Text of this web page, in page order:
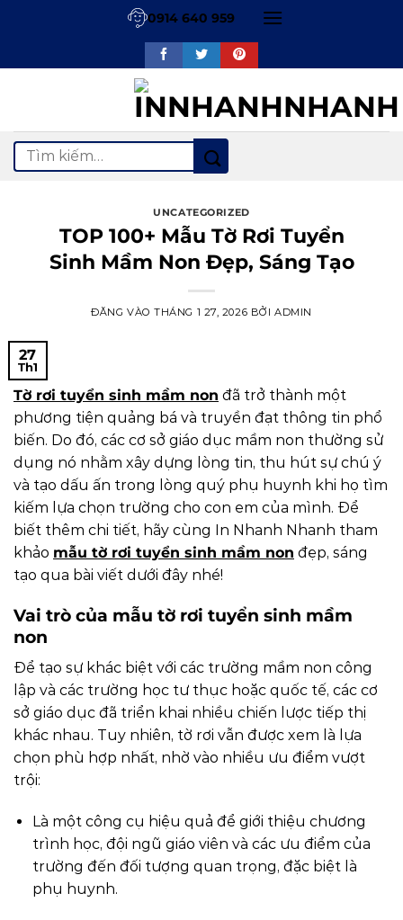
0914 640 959
Tìm
kiếm:
UNCATEGORIZED
TOP 100+ Mẫu Tờ Rơi Tuyển
Sinh Mầm Non Đẹp, Sáng Tạo
ĐĂNG VÀOTHÁNG 1 27, 2026 BỞI ADMIN
27
Th1
Tờ rơi tuyển sinh mầm non đã trở thành một
phương tiện quảng bá và truyền đạt thông tin phổ
biến. Do đó, các cơ sở giáo dục mầm non thường sử
dụng nó nhằm xây dựng lòng tin, thu hút sự chú ý
và tạo dấu ấn trong lòng quý phụ huynh khi họ tìm
kiếm lựa chọn trường cho con em của mình. Để
biết thêm chi tiết, hãy cùng In Nhanh Nhanh tham
khảo mẫu tờ rơi tuyển sinh mầm non đẹp, sáng
tạo qua bài viết dưới đây nhé!
Vai trò của mẫu tờ rơi tuyển sinh mầm
non
Để tạo sự khác biệt với các trường mầm non công
lập và các trường học tư thục hoặc quốc tế, các cơ
sở giáo dục đã triển khai nhiều chiến lược tiếp thị
khác nhau. Tuy nhiên, tờ rơi vẫn được xem là lựa
chọn phù hợp nhất, nhờ vào nhiều ưu điểm vượt
trội:
Là một công cụ hiệu quả để giới thiệu chương
trình học, đội ngũ giáo viên và các ưu điểm của
trường đến đối tượng quan trọng, đặc biệt là
phụ huynh.